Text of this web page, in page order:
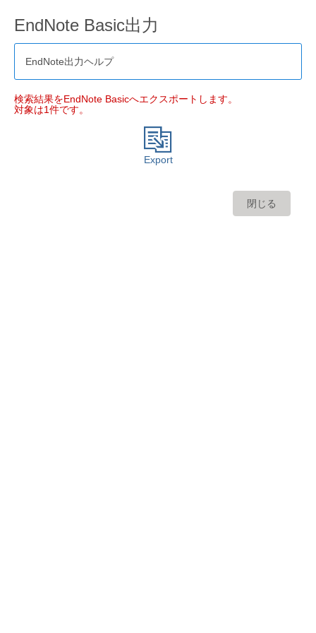
EndNote Basic出力
EndNote出力ヘルプ
検索結果をEndNote Basicへエクスポートします。
対象は1件です。
Export